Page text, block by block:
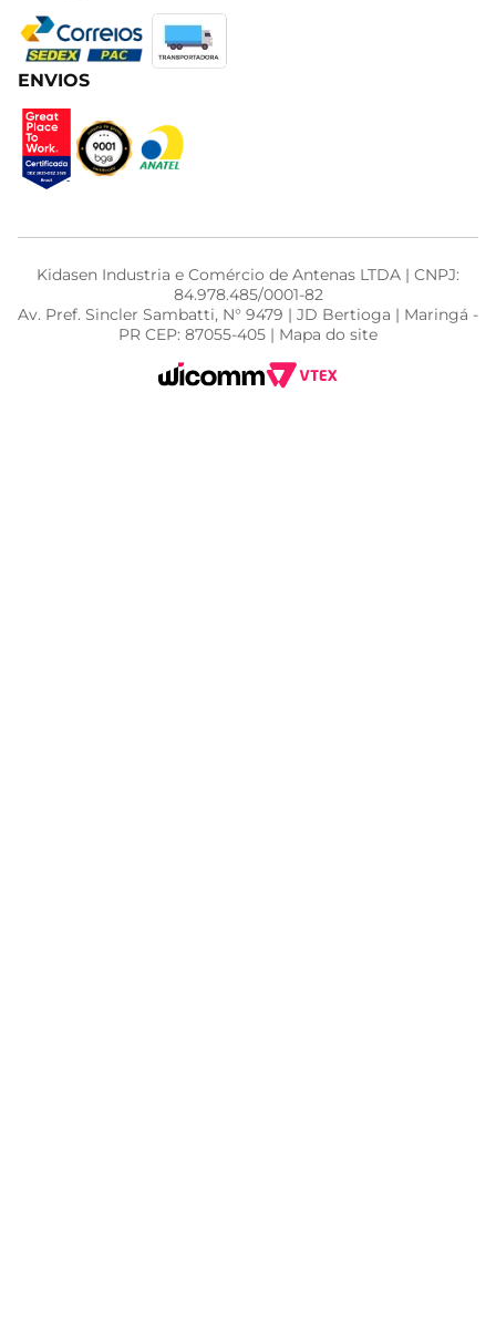
ENVIOS
Kidasen Industria e Comércio de Antenas LTDA | CNPJ:
84.978.485/0001-82
Av. Pref. Sincler Sambatti, N° 9479 | JD Bertioga | Maringá -
PR CEP: 87055-405 | Mapa do site